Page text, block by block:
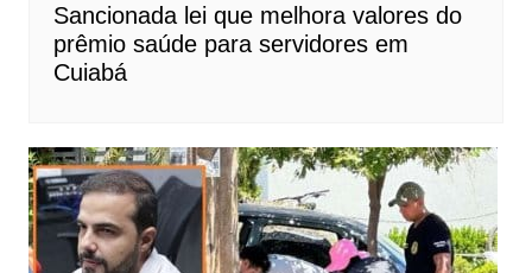
Sancionada lei que melhora valores do
prêmio saúde para servidores em
Cuiabá